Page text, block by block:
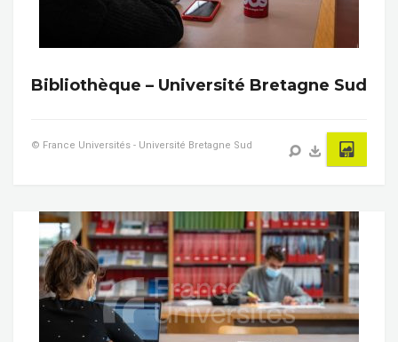
Bibliothèque – Université Bretagne Sud
© France Universités - Université Bretagne Sud